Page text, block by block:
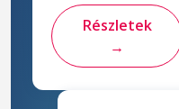
Részletek
→